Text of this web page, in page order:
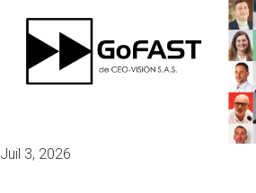
Juil 3, 2026